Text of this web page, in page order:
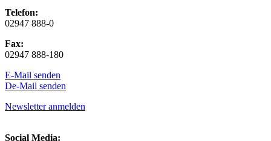
Telefon:
02947 888-0
Fax:
02947 888-180
E-Mail senden
De-Mail senden
Newsletter anmelden
Social Media: